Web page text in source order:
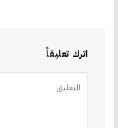
اترك تعليقاً